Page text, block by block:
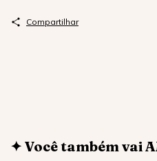
Compartilhar
✦ Você também vai